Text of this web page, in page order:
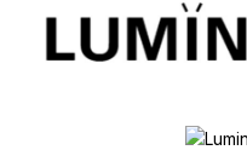
Bildergalerie überspringen